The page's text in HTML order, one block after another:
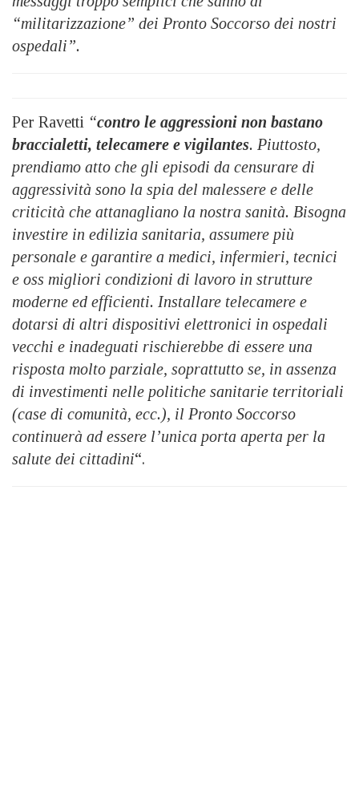
“militarizzazione” dei Pronto Soccorso dei nostri
ospedali”.
Per Ravetti “contro le aggressioni non bastano
braccialetti, telecamere e vigilantes. Piuttosto,
prendiamo atto che gli episodi da censurare di
aggressività sono la spia del malessere e delle
criticità che attanagliano la nostra sanità. Bisogna
investire in edilizia sanitaria, assumere più
personale e garantire a medici, infermieri, tecnici
e oss migliori condizioni di lavoro in strutture
moderne ed efficienti. Installare telecamere e
dotarsi di altri dispositivi elettronici in ospedali
vecchi e inadeguati rischierebbe di essere una
risposta molto parziale, soprattutto se, in assenza
di investimenti nelle politiche sanitarie territoriali
(case di comunità, ecc.), il Pronto Soccorso
continuerà ad essere l’unica porta aperta per la
salute dei cittadini“.